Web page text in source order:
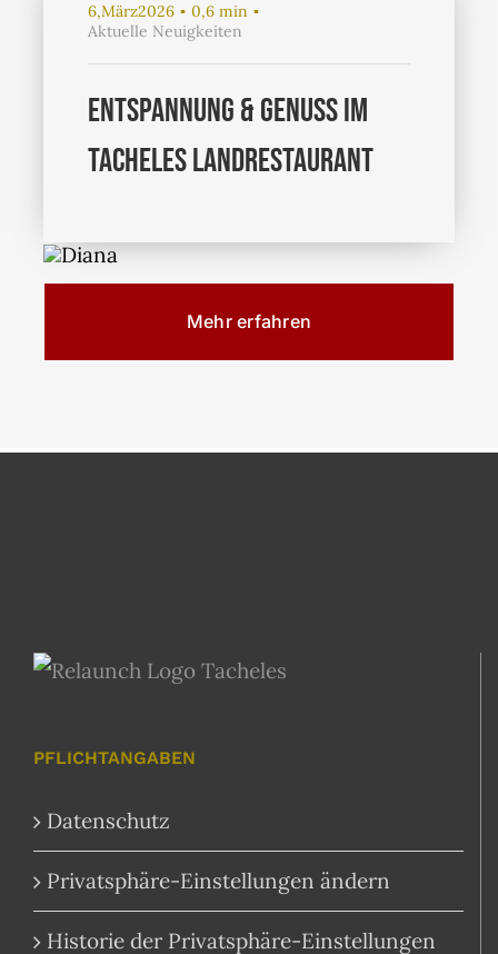
6,März2026 ▪ 0,6 min ▪
Aktuelle Neuigkeiten
Entspannung & Genuss im
Tacheles Landrestaurant
Mehr erfahren
PFLICHTANGABEN
Datenschutz
Privatsphäre-Einstellungen ändern
Historie der Privatsphäre-Einstellungen